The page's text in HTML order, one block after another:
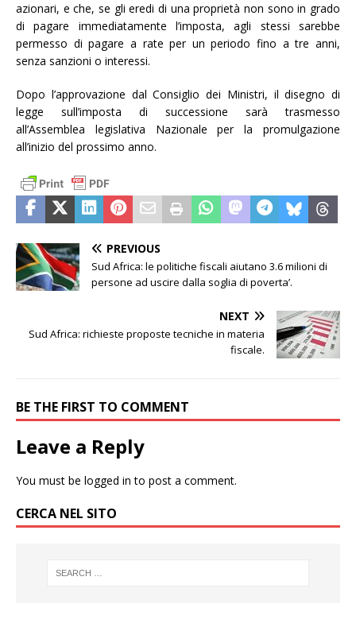
azionari, e che, se gli eredi di una proprietà non sono in grado
di pagare immediatamente l’imposta, agli stessi sarebbe
permesso di pagare a rate per un periodo fino a tre anni,
senza sanzioni o interessi.
Dopo l’approvazione dal Consiglio dei Ministri, il disegno di
legge sull’imposta di successione sarà trasmesso
all’Assemblea legislativa Nazionale per la promulgazione
all’inizio del prossimo anno.
PREVIOUS
Sud Africa: le politiche fiscali aiutano 3.6 milioni di
persone ad uscire dalla soglia di poverta’.
NEXT
Sud Africa: richieste proposte tecniche in materia
fiscale.
BE THE FIRST TO COMMENT
Leave a Reply
You must be logged in to post a comment.
CERCA NEL SITO